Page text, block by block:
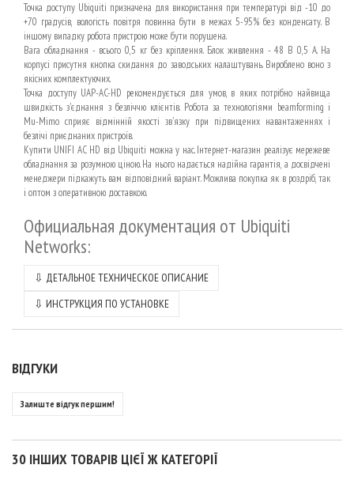
Точка доступу Ubiquiti призначена для використання при температурі від -10 до
+70 градусів, вологість повітря повинна бути в межах 5-95% без конденсату. В
іншому випадку робота пристрою може бути порушена.
Вага обладнання - всього 0,5 кг без кріплення. Блок живлення - 48 В 0,5 А. На
корпусі присутня кнопка скидання до заводських налаштувань. Вироблено воно з
якісних комплектуючих.
Точка доступу UAP-AC-HD рекомендується для умов, в яких потрібно найвища
швидкість з'єднання з безліччю клієнтів. Робота за технологіями beamforming і
Mu-Mimo сприяє відмінній якості зв'язку при підвищених навантаженнях і
безлічі приєднаних пристроїв.
Купити UNIFI AC HD від Ubiquiti можна у нас. Інтернет-магазин реалізує мережеве
обладнання за розумною ціною. На нього надається надійна гарантія, а досвідчені
менеджери підкажуть вам відповідний варіант. Можлива покупка як в роздріб, так
і оптом з оперативною доставкою.
Официальная документация от Ubiquiti
Networks:
⇩ ДЕТАЛЬНОЕ ТЕХНИЧЕСКОЕ ОПИСАНИЕ
⇩ ИНСТРУКЦИЯ ПО УСТАНОВКЕ
ВІДГУКИ
Залиште відгук першим!
30 ІНШИХ ТОВАРІВ ЦІЄЇ Ж КАТЕГОРІЇ